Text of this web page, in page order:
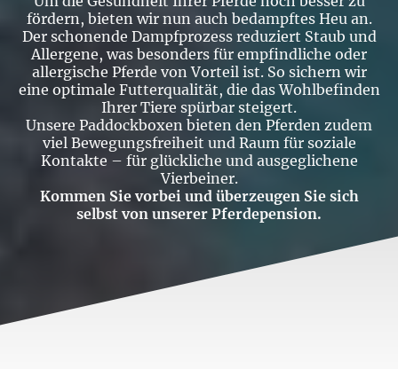
fördern, bieten wir nun auch bedampftes Heu an.
Der schonende Dampfprozess reduziert Staub und
Allergene, was besonders für empfindliche oder
allergische Pferde von Vorteil ist. So sichern wir
eine optimale Futterqualität, die das Wohlbefinden
Ihrer Tiere spürbar steigert.
Unsere Paddockboxen bieten den Pferden zudem
viel Bewegungsfreiheit und Raum für soziale
Kontakte – für glückliche und ausgeglichene
Vierbeiner.
Kommen Sie vorbei und überzeugen Sie sich
selbst von unserer Pferdepension.